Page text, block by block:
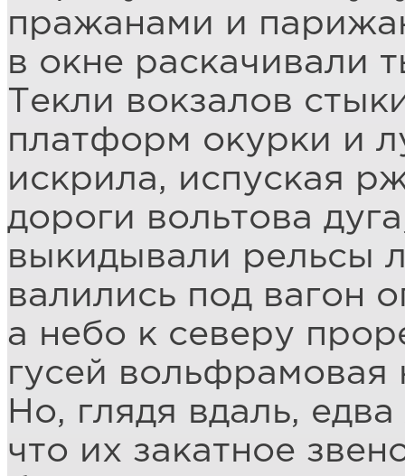
пражанами и
в окне раскачивали
Текли вокзалов
платформ окурки и
искрила, испуская
дороги вольтова
выкидывали рельсы
валились под вагон
а небо к северу
гусей вольфрамовая
Но, глядя вдаль,
что их закатное